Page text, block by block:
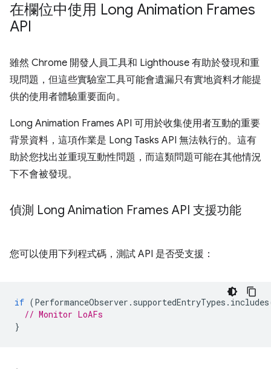
在欄位中使用 Long Animation Frames
API
雖然 Chrome 開發人員工具和 Lighthouse 有助於發現和重
現問題，但這些實驗室工具可能會遺漏只有實地資料才能提
供的使用者體驗重要面向。
Long Animation Frames API 可用於收集使用者互動的重要
背景資料，這項作業是 Long Tasks API 無法執行的。這有
助於您找出並重現互動性問題，而這類問題可能在其他情況
下不會被發現。
偵測 Long Animation Frames API 支援功能
您可以使用下列程式碼，測試 API 是否受支援：
if (PerformanceObserver . supportedEntryTypes . includes
// Monitor LoAFs
}